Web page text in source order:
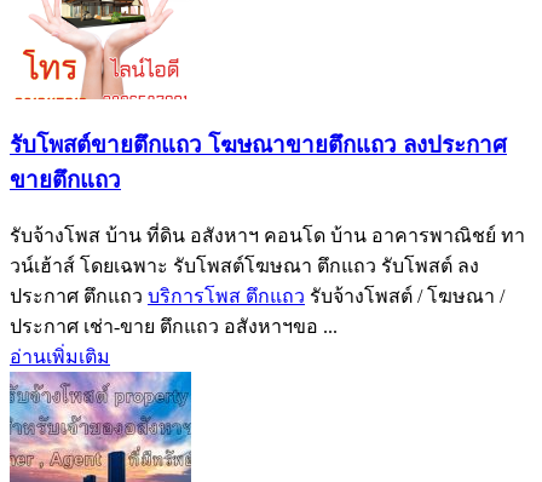
รับโพสต์ขายตึกแถว โฆษณาขายตึกแถว ลงประกาศ
ขายตึกแถว
รับจ้างโพส บ้าน ที่ดิน อสังหาฯ คอนโด บ้าน อาคารพาณิชย์ ทา
วน์เฮ้าส์ โดยเฉพาะ รับโพสต์โฆษณา ตึกแถว รับโพสต์ ลง
ประกาศ ตึกแถว บริการโพส ตึกแถว รับจ้างโพสต์ / โฆษณา /
ประกาศ เช่า-ขาย ตึกแถว อสังหาฯขอ ...
อ่านเพิ่มเติม